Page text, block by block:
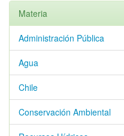
Materia
Administración Pública
Agua
Chile
Conservación Ambiental